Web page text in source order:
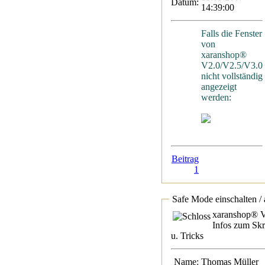
14:39:00
Falls die Fenster
von
xaranshop®
V2.0/V2.5/V3.0
nicht vollständig
angezeigt
werden:
Beitrag
1
Safe Mode einschalten /
xaranshop®
Infos zum
u. Tricks
Name: Thomas Müller